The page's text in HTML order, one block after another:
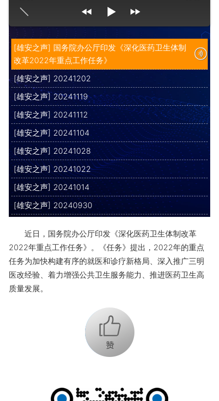
[雄安之声] 国务院办公厅印发《深化医药卫生体制
改革2022年重点工作任务》
[雄安之声] 20241202
[雄安之声] 20241119
[雄安之声] 20241112
[雄安之声] 20241104
[雄安之声] 20241028
[雄安之声] 20241022
[雄安之声] 20241014
[雄安之声] 20240930
近日，国务院办公厅印发《深化医药卫生体制改革
2022年重点工作任务》。《任务》提出，2022年的重点
任务为加快构建有序的就医和诊疗新格局、深入推广三明
医改经验、着力增强公共卫生服务能力、推进医药卫生高
质量发展。
+1